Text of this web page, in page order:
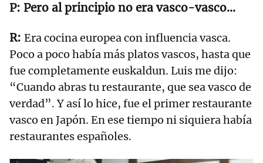
Pero al principio no era vasco-vasco…
Era cocina europea con influencia vasca.
Poco a poco había más platos vascos, hasta que
fue completamente euskaldun. Luis me dijo:
“Cuando abras tu restaurante, que sea vasco de
verdad”. Y así lo hice, fue el primer restaurante
vasco en Japón. En ese tiempo ni siquiera había
restaurantes españoles.